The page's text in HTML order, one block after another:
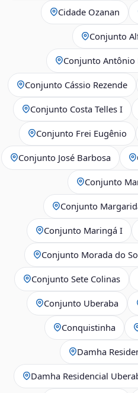
Cidade Ozanan
Conjunto
Conjunto Antônio
Conjunto Cássio Rezende
Conjunto Costa Telles I
Conjunto Frei Eugênio
Conjunto José Barbosa
Conjunto
Conjunto
Conjunto Maringá I
Conjunto Morada do
Conjunto Sete Colinas
Conjunto Uberaba
Conquistinha
Damha
Damha Residencial